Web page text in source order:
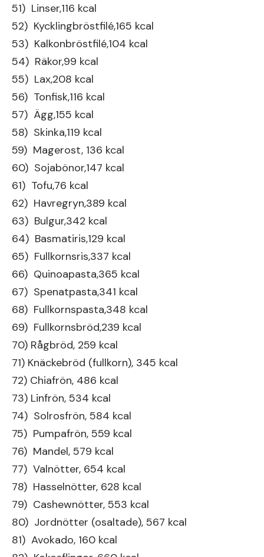
51) Linser,116 kcal
52) Kycklingbröstfilé,165 kcal
53) Kalkonbröstfilé,104 kcal
54) Räkor,99 kcal
55) Lax,208 kcal
56) Tonfisk,116 kcal
57) Ägg,155 kcal
58) Skinka,119 kcal
59) Magerost, 136 kcal
60) Sojabönor,147 kcal
61) Tofu,76 kcal
62) Havregryn,389 kcal
63) Bulgur,342 kcal
64) Basmatiris,129 kcal
65) Fullkornsris,337 kcal
66) Quinoapasta,365 kcal
67) Spenatpasta,341 kcal
68) Fullkornspasta,348 kcal
69) Fullkornsbröd,239 kcal
70) Rågbröd, 259 kcal
71) Knäckebröd (fullkorn), 345 kcal
72) Chiafrön, 486 kcal
73) Linfrön, 534 kcal
74) Solrosfrön, 584 kcal
75) Pumpafrön, 559 kcal
76) Mandel, 579 kcal
77) Valnötter, 654 kcal
78) Hasselnötter, 628 kcal
79) Cashewnötter, 553 kcal
80) Jordnötter (osaltade), 567 kcal
81) Avokado, 160 kcal